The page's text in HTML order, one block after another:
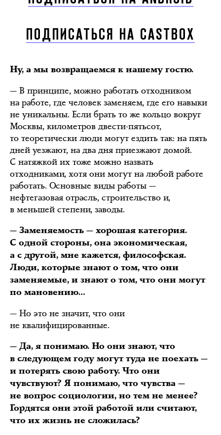
ПОДПИСАТЬСЯ НА CASTBOX
Ну, а мы возвращаемся к нашему гостю.
— В принципе, можно работать отходником
на работе, где человек заменяем, где его навыки
не уникальны. Если брать то же кольцо вокруг
Москвы, километров двести-пятьсот,
то теоретически люди могут ездить так: на пять
дней уезжают, на два дня приезжают домой.
С натяжкой их тоже можно назвать
отходниками, хотя они могут на любой работе
работать. Основные виды работы —
нефтегазовая отрасль, строительство и,
в меньшей степени, заводы.
— Заменяемость — хорошая категория.
С одной стороны, она экономическая,
а с другой, мне кажется, философская.
Люди, которые знают о том, что они
заменяемые, и знают о том, что они могут
по мановению…
— Но это не значит, что они
не квалифицированные.
— Да, я понимаю. Но они знают, что
в следующем году могут туда не поехать —
и потерять свою работу. Что они
чувствуют? Я понимаю, что чувства —
не вопрос социологии, но тем не менее?
Гордятся они этой работой или считают,
что их жизнь не сложилась?